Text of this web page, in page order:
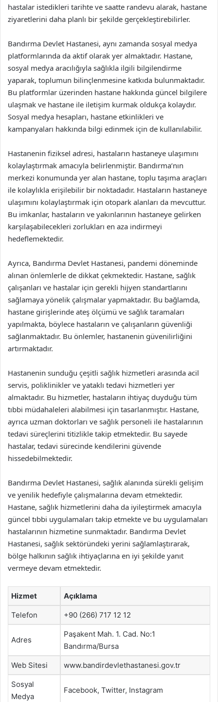
hastalar istedikleri tarihte ve saatte randevu alarak, hastane
ziyaretlerini daha planlı bir şekilde gerçekleştirebilirler.
Bandırma Devlet Hastanesi, aynı zamanda sosyal medya
platformlarında da aktif olarak yer almaktadır. Hastane,
sosyal medya aracılığıyla sağlıkla ilgili bilgilendirme
yaparak, toplumun bilinçlenmesine katkıda bulunmaktadır.
Bu platformlar üzerinden hastane hakkında güncel bilgilere
ulaşmak ve hastane ile iletişim kurmak oldukça kolaydır.
Sosyal medya hesapları, hastane etkinlikleri ve
kampanyaları hakkında bilgi edinmek için de kullanılabilir.
Hastanenin fiziksel adresi, hastaların hastaneye ulaşımını
kolaylaştırmak amacıyla belirlenmiştir. Bandırma’nın
merkezi konumunda yer alan hastane, toplu taşıma araçları
ile kolaylıkla erişilebilir bir noktadadır. Hastaların hastaneye
ulaşımını kolaylaştırmak için otopark alanları da mevcuttur.
Bu imkanlar, hastaların ve yakınlarının hastaneye gelirken
karşılaşabilecekleri zorlukları en aza indirmeyi
hedeflemektedir.
Ayrıca, Bandırma Devlet Hastanesi, pandemi döneminde
alınan önlemlerle de dikkat çekmektedir. Hastane, sağlık
çalışanları ve hastalar için gerekli hijyen standartlarını
sağlamaya yönelik çalışmalar yapmaktadır. Bu bağlamda,
hastane girişlerinde ateş ölçümü ve sağlık taramaları
yapılmakta, böylece hastaların ve çalışanların güvenliği
sağlanmaktadır. Bu önlemler, hastanenin güvenilirliğini
artırmaktadır.
Hastanenin sunduğu çeşitli sağlık hizmetleri arasında acil
servis, poliklinikler ve yataklı tedavi hizmetleri yer
almaktadır. Bu hizmetler, hastaların ihtiyaç duyduğu tüm
tıbbi müdahaleleri alabilmesi için tasarlanmıştır. Hastane,
ayrıca uzman doktorları ve sağlık personeli ile hastalarının
tedavi süreçlerini titizlikle takip etmektedir. Bu sayede
hastalar, tedavi sürecinde kendilerini güvende
hissedebilmektedir.
Bandırma Devlet Hastanesi, sağlık alanında sürekli gelişim
ve yenilik hedefiyle çalışmalarına devam etmektedir.
Hastane, sağlık hizmetlerini daha da iyileştirmek amacıyla
güncel tıbbi uygulamaları takip etmekte ve bu uygulamaları
hastalarının hizmetine sunmaktadır. Bandırma Devlet
Hastanesi, sağlık sektöründeki yerini sağlamlaştırarak,
bölge halkının sağlık ihtiyaçlarına en iyi şekilde yanıt
vermeye devam etmektedir.
Hizmet Açıklama
Telefon +90 (266) 717 12 12
Adres
Paşakent Mah. 1. Cad. No:1
Bandırma/Bursa
Web Sitesi www.bandirdevlethastanesi.gov.tr
Sosyal
Medya
Facebook, Twitter, Instagram